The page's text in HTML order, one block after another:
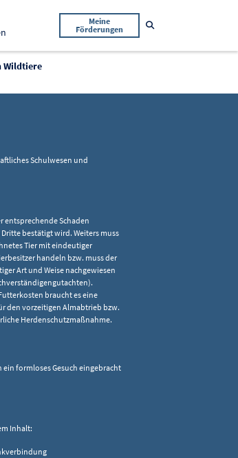
Meine
Förderungen
Wildtiere
Schulwesen und
entsprechende Schaden
bestätigt wird. Weiters muss
Tier mit eindeutiger
handeln bzw. muss der
Art und Weise nachgewiesen
braucht es eine
den vorzeitigen Almabtrieb bzw.
Herdenschutzmaßnahme.
formloses Gesuch eingebracht
Inhalt: